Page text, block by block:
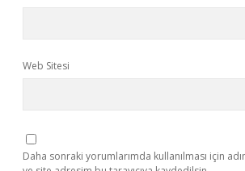
Web Sitesi
Daha sonraki yorumlarımda kullanılması için